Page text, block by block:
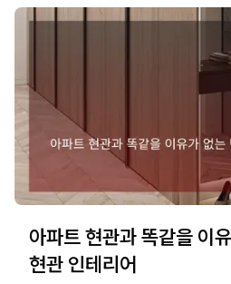
아파트 현관과 똑같을 이
현관 인테리어